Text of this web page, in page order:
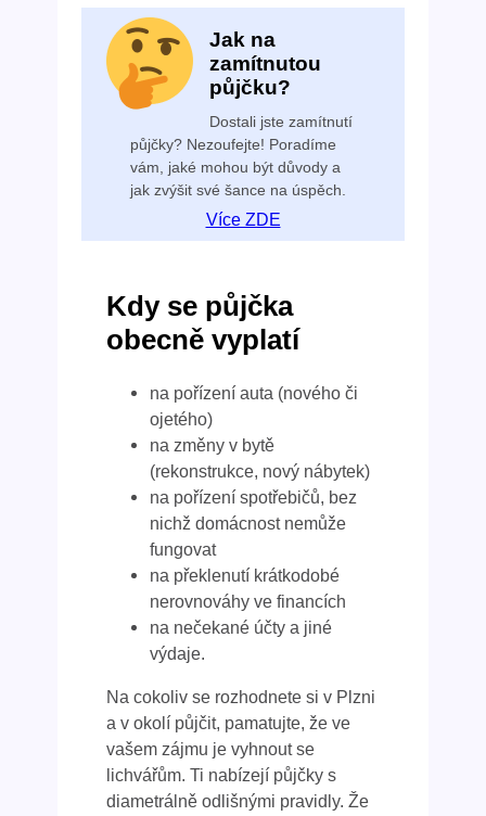
Jak na
zamítnutou
půjčku?
Dostali jste zamítnutí
půjčky? Nezoufejte! Poradíme
vám, jaké mohou být důvody a
jak zvýšit své šance na úspěch.
Více ZDE
Kdy se půjčka
obecně vyplatí
na pořízení auta (nového či
ojetého)
na změny v bytě
(rekonstrukce, nový nábytek)
na pořízení spotřebičů, bez
nichž domácnost nemůže
fungovat
na překlenutí krátkodobé
nerovnováhy ve financích
na nečekané účty a jiné
výdaje.
Na cokoliv se rozhodnete si v Plzni
a v okolí půjčit, pamatujte, že ve
vašem zájmu je vyhnout se
lichvářům. Ti nabízejí půjčky s
diametrálně odlišnými pravidly. Že